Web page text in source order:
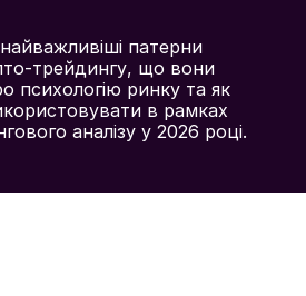
патерни
трейдингу, що вони
психологію ринку та як
в рамках
аналізу у 2026 році.